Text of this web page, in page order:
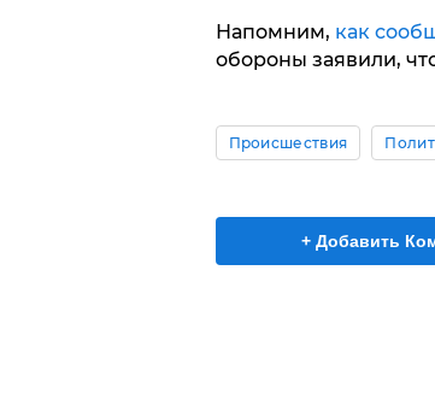
Напомним, как
обороны заявили,
Происшествия
+ Добавить